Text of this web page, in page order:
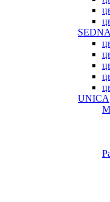
SEDNA
UNICA